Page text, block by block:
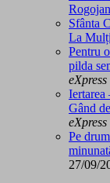
Sfânta
La
Pentru
pilda
eXpress
Iertarea
Gând
eXpress
Pe
27/09/